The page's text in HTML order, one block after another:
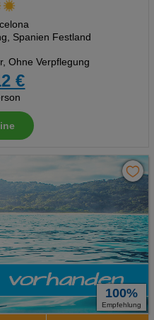
Spanien Festland
Ohne Verpflegung
€
100%
Empfehlung